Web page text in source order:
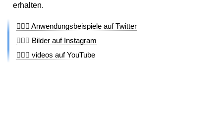
erhalten.
🧖🏽‍♀️ Anwendungsbeispiele auf Twitter
🧖🏽‍♀️ Bilder auf Instagram
🧖🏽‍♀️ videos auf YouTube